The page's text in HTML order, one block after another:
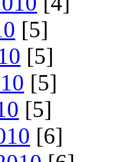
[5]
[5]
[5]
[5]
[6]